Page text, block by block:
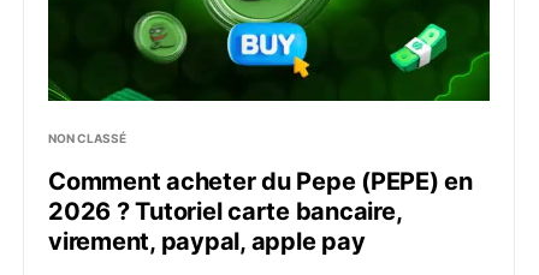
NON CLASSÉ
Comment acheter du Pepe (PEPE) en
2026 ? Tutoriel carte bancaire,
virement, paypal, apple pay